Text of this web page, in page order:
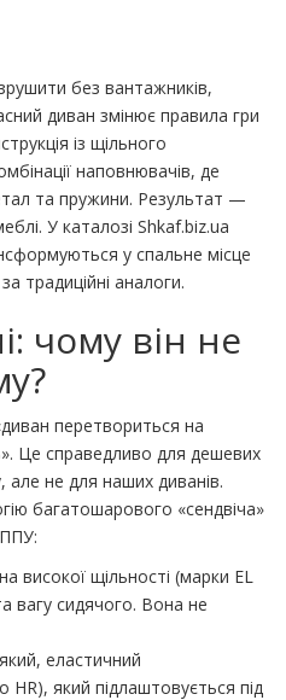
без вантажників,
диван змінює правила гри
із щільного
наповнювачів, де
та пружини. Результат —
У каталозі Shkaf.biz.ua
у спальне місце
традиційні аналоги.
чому він не
перетвориться на
Це справедливо для дешевих
але не для наших диванів.
багатошарового «сендвіча»
високої щільності (марки EL
вагу сидячого. Вона не
еластичний
HR), який підлаштовується під